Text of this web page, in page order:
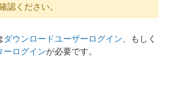
認ください。
ダウンロードユーザーログイン 、もしく
ーログインが必要です。